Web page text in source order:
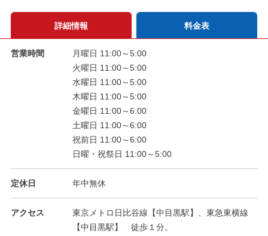
詳細情報 料金表
営業時間
月曜日 11:00～5:00
火曜日 11:00～5:00
水曜日 11:00～5:00
木曜日 11:00～5:00
金曜日 11:00～6:00
土曜日 11:00～6:00
祝前日 11:00～6:00
日曜・祝祭日 11:00～5:00
定休日 年中無休
アクセス
東京メトロ日比谷線【中目黒駅】、東急東横線
【中目黒駅】 徒歩１分。